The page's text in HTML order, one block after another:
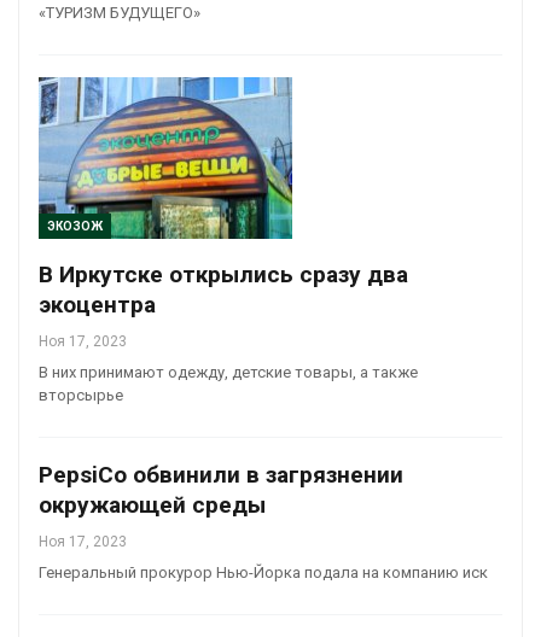
«ТУРИЗМ БУДУЩЕГО»
ЭКОЗОЖ
В Иркутске открылись сразу два
экоцентра
Ноя 17, 2023
В них принимают одежду, детские товары, а также
вторсырье
PepsiCo обвинили в загрязнении
окружающей среды
Ноя 17, 2023
Генеральный прокурор Нью-Йорка подала на компанию иск